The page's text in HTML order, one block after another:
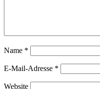
Name *
E-Mail-Adresse *
Website